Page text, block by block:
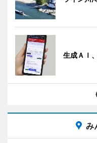
生成ＡＩ
み